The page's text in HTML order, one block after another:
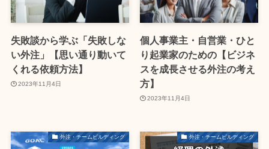
失敗談から学ぶ「失敗しな
い外注」【思い通り動いて
くれる依頼方法】
2023年11月4日
個人事業主・自営業・ひと
り起業家のための【ビジネ
スを成長させる外注の考え
方】
2023年11月4日
外注・チームビルディング 外注・チームビルディング